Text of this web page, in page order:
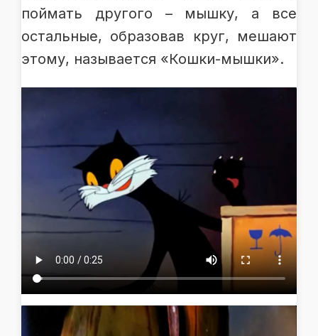
поймать другого – мышку, а все
остальные, образовав круг, мешают
этому, называется «Кошки-мышки».